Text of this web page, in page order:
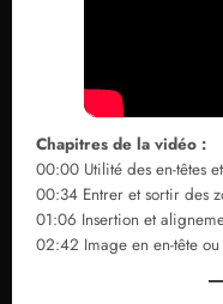
Chapitres de la vidéo :
00:00 Utilité des en-têtes
00:34 Entrer et sortir des
01:06 Insertion et
02:42 Image en en-tête